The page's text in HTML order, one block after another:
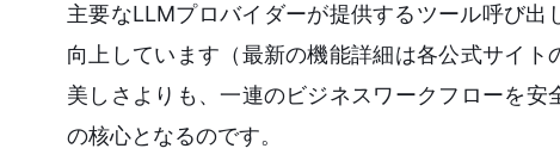
主要なLLMプロバイダーが提供するツール呼び
向上しています（最新の機能詳細は各公式サイ
美しさよりも、一連のビジネスワークフローを
の核心となるのです。